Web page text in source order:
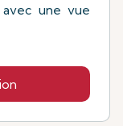
une vue